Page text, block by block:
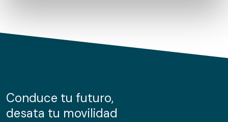
de cookies.
información sobre el uso que haga del sitio web con
nuestros partners de redes sociales, publicidad y análisis
Conduce tu futuro,
desata tu movilidad